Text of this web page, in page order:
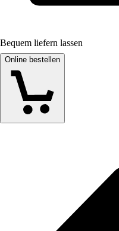
Bequem liefern lassen
Online bestellen